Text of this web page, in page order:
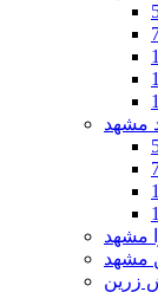
مشهد
مشهد
مشهد
زرین